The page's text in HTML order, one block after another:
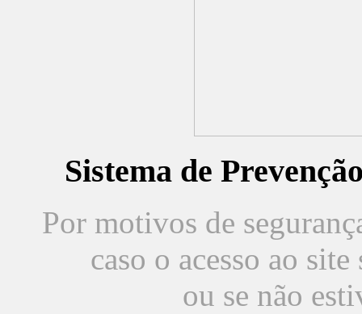
Sistema de
Por motivos de
caso o acesso ao
ou se não